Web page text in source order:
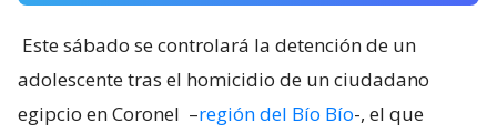
Este sábado se controlará la detención de un
adolescente tras el homicidio de un ciudadano
egipcio en Coronel –región del Bío Bío-, el que